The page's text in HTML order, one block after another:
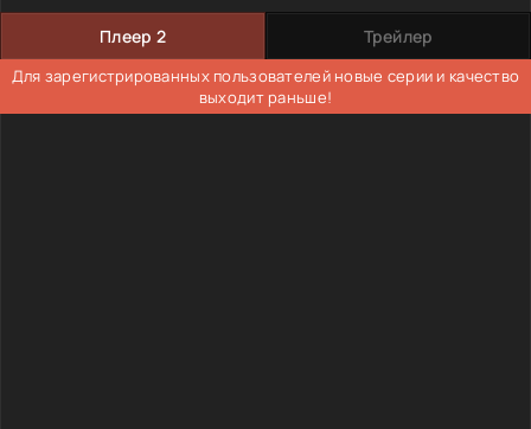
Плеер 2 Трейлер
Для зарегистрированных пользователей новые серии и качество
выходит раньше!